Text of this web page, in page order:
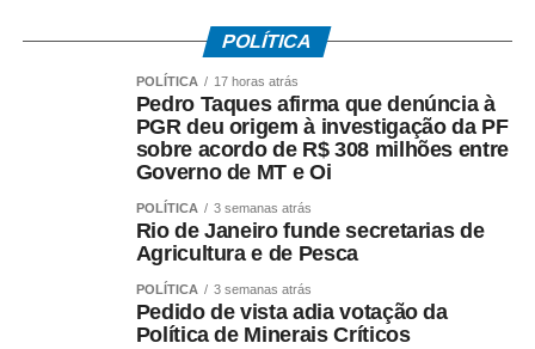
POLÍTICA
POLÍTICA 17 horas atrás
Pedro Taques afirma que denúncia à
PGR deu origem à investigação da PF
sobre acordo de R$ 308 milhões entre
Governo de MT e Oi
POLÍTICA 3 semanas atrás
Rio de Janeiro funde secretarias de
Agricultura e de Pesca
POLÍTICA 3 semanas atrás
Pedido de vista adia votação da
Política de Minerais Críticos